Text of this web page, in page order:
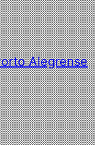
Alegrense